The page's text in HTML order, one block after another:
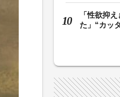
「性欲抑
た」“カッ